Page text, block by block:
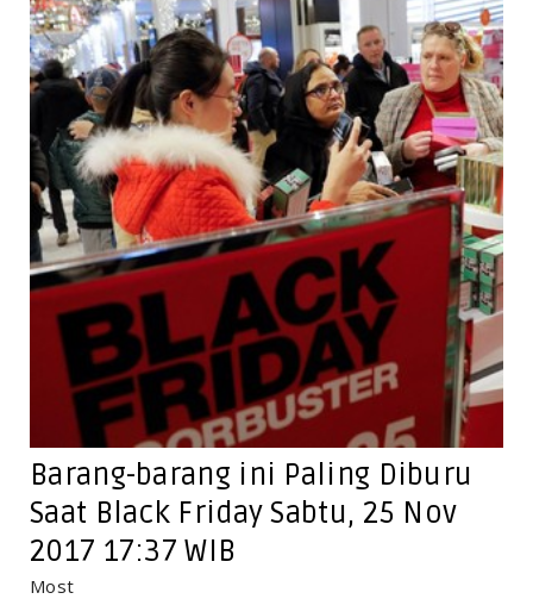
Barang-barang ini Paling Diburu
Saat Black Friday Sabtu, 25 Nov
2017 17:37 WIB
Most